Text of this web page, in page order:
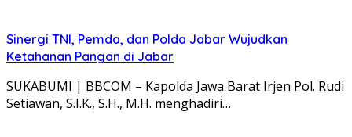
Sinergi TNI, Pemda, dan Polda Jabar Wujudkan
Ketahanan Pangan di Jabar
SUKABUMI | BBCOM – Kapolda Jawa Barat Irjen Pol. Rudi
Setiawan, S.I.K., S.H., M.H. menghadiri…